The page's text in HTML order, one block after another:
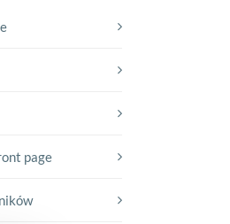
page